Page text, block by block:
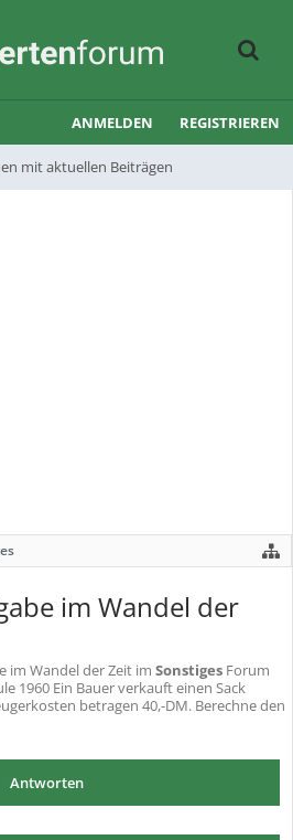
mit aktuellen Beiträgen
ANMELDEN REGISTRIEREN
im Wandel der
im Wandel der Zeit im Sonstiges Forum
1960 Ein Bauer verkauft einen Sack
betragen 40,-DM. Berechne den
Antworten